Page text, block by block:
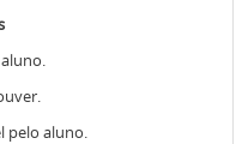
pelo aluno.